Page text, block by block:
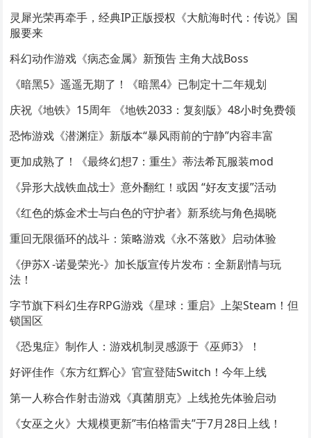
灵犀光荣再牵手，经典IP正版授权《大航海时代：传说》国
服要来
科幻动作游戏《病态金属》新预告 主角大战Boss
《暗黑5》遥遥无期了！《暗黑4》已制定十二年规划
庆祝《地铁》15周年 《地铁2033：复刻版》48小时免费领
恐怖游戏《潜渊症》新版本“暴风雨前的宁静”内容丰富
更加成熟了！《最终幻想7：重生》蒂法希瓦服装mod
《异形大战铁血战士》意外翻红！或因 “好友支援”活动
《红色的炼金术士与白色的守护者》新系统与角色揭晓
重回无限循环的战斗：策略游戏《永不落败》启动体验
《伊苏X -诺曼荣光-》加长版宣传片发布：全新剧情与玩
法！
字节旗下科幻生存RPG游戏《星球：重启》上架Steam！但
锁国区
《恐鬼症》制作人：游戏机制灵感源于《巫师3》！
好评佳作《东方红辉心》官宣登陆Switch！今年上线
第一人称合作射击游戏《真菌朋克》上线抢先体验启动
《女巫之火》大规模更新”韦伯格雷夫”于7月28日上线！